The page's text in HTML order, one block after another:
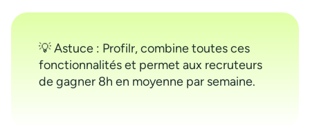
💡 Astuce : Profilr, combine toutes ces
fonctionnalités et permet aux recruteurs
de gagner 8h en moyenne par semaine.